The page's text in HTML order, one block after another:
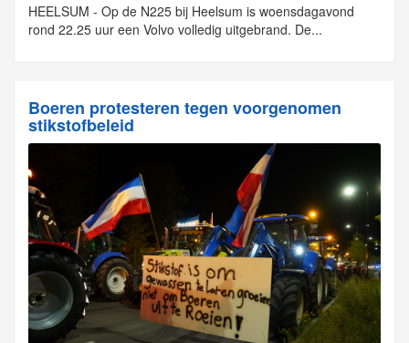
HEELSUM - Op de N225 bij Heelsum is woensdagavond
rond 22.25 uur een Volvo volledig uitgebrand. De...
Boeren protesteren tegen voorgenomen
stikstofbeleid